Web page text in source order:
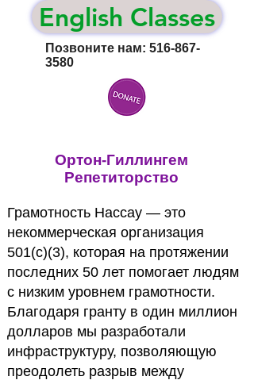
Позвоните нам: 516-867-
3580
English Classes
Ортон-Гиллингем
Репетиторство
Грамотность Нассау — это
некоммерческая организация
501(c)(3), которая на протяжении
последних 50 лет помогает людям
с низким уровнем грамотности.
Благодаря гранту в один миллион
долларов мы разработали
инфраструктуру, позволяющую
преодолеть разрыв между